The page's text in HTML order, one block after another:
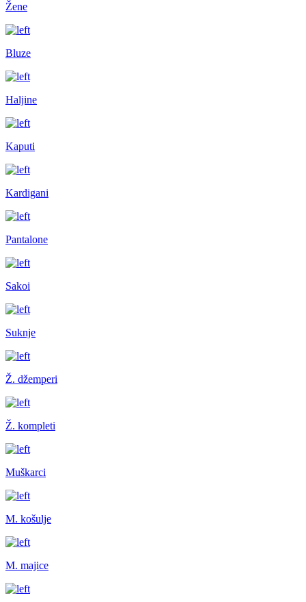
Žene
Bluze
Haljine
Kaputi
Kardigani
Pantalone
Sakoi
Suknje
Ž. džemperi
Ž. kompleti
Muškarci
M. košulje
M. majice